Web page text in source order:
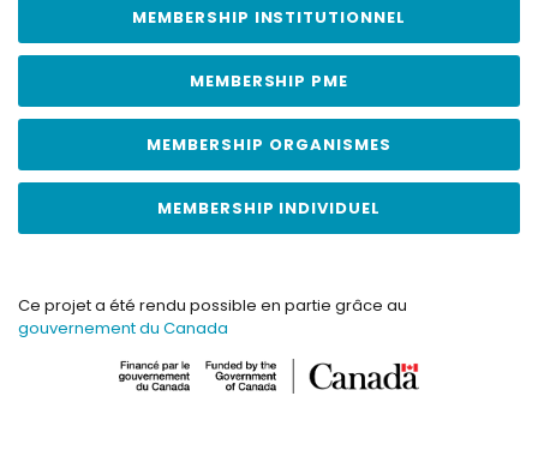
MEMBERSHIP INSTITUTIONNEL
MEMBERSHIP PME
MEMBERSHIP ORGANISMES
MEMBERSHIP INDIVIDUEL
Ce projet a été rendu possible en partie grâce au
gouvernement du Canada